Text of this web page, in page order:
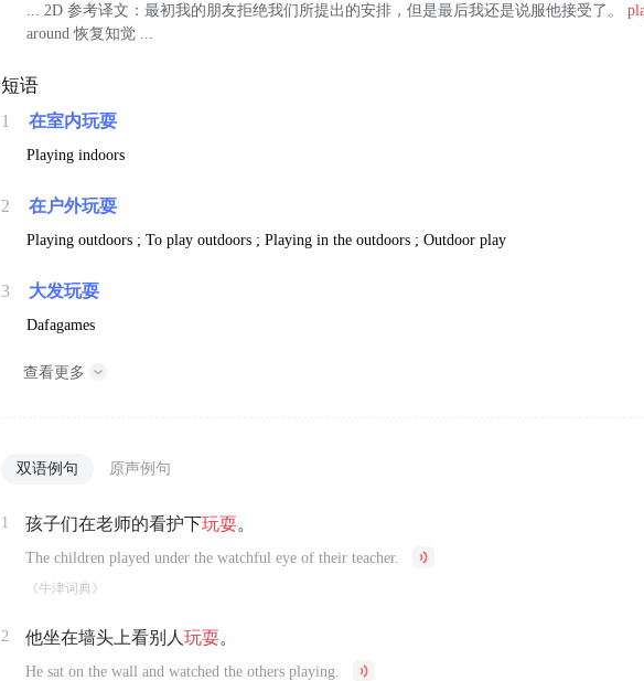
... 2D 参考译文：最初我的朋友拒绝我们所提出的安排，但是最后我还是说服他接受了。
around 恢复知觉 ...
短语
1 在室内玩耍
Playing indoors
2 在户外玩耍
Playing outdoors ; To play outdoors ; Playing in the outdoors ; Outdoor play
3 大发玩耍
Dafagames
查看更多
双语例句 原声例句
1 孩子们在老师的看护下玩耍。
The children played under the watchful eye of their teacher.
《牛津词典》
2 他坐在墙头上看别人玩耍。
He sat on the wall and watched the others playing.